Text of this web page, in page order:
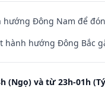
hướng Đông Nam để
hành hướng Đông Bắc
(Ngọ) và từ 23h-01h